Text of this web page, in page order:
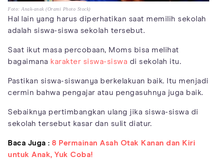
Foto: Anak-anak (Orami Photo Stock)
Hal lain yang harus diperhatikan saat memilih sekolah
adalah siswa-siswa sekolah tersebut.
Saat ikut masa percobaan, Moms bisa melihat
bagaimana karakter siswa-siswa di sekolah itu.
Pastikan siswa-siswanya berkelakuan baik. Itu menjadi
cermin bahwa pengajar atau pengasuhnya juga baik.
Sebaiknya pertimbangkan ulang jika siswa-siswa di
sekolah tersebut kasar dan sulit diatur.
Baca Juga : 8 Permainan Asah Otak Kanan dan Kiri
untuk Anak, Yuk Coba!